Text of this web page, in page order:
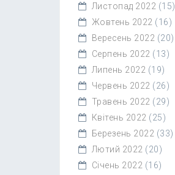
Листопад 2022 (15)
Жовтень 2022 (16)
Вересень 2022 (20)
Серпень 2022 (13)
Липень 2022 (19)
Червень 2022 (26)
Травень 2022 (29)
Квітень 2022 (25)
Березень 2022 (33)
Лютий 2022 (20)
Січень 2022 (16)